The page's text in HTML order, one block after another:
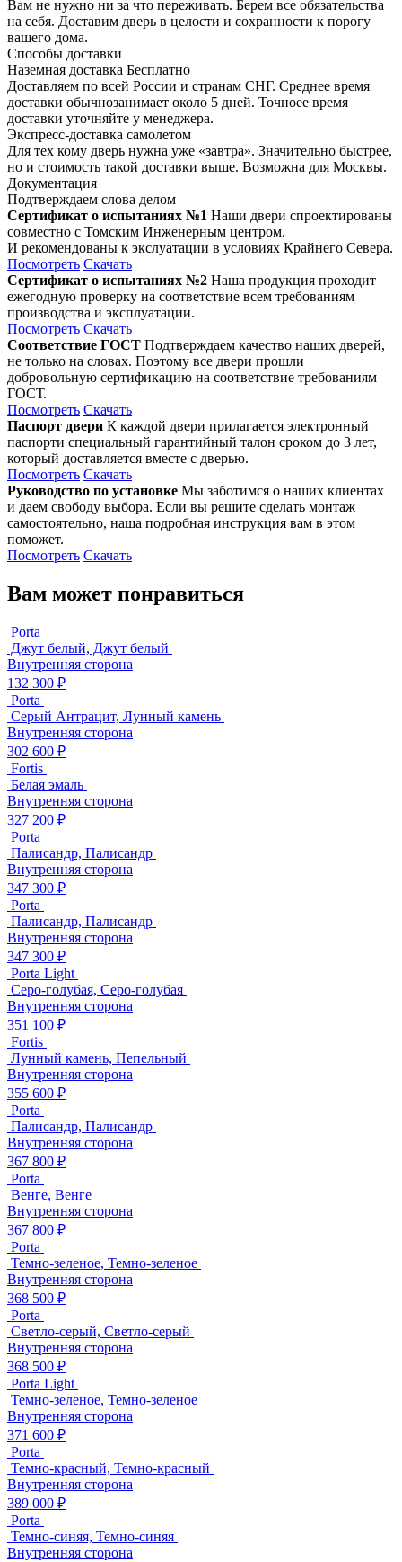
Вам не нужно ни за что переживать. Берем все обязательства
на себя. Доставим дверь в целости и сохранности к порогу
вашего дома.
Способы доставки
Наземная доставка Бесплатно
Доставляем по всей России и странам СНГ. Среднее время
доставки обычнозанимает около 5 дней. Точноее время
доставки уточняйте у менеджера.
Экспресс-доставка самолетом
Для тех кому дверь нужна уже «завтра». Значительно быстрее,
но и стоимость такой доставки выше. Возможна для Москвы.
Документация
Подтверждаем слова делом
Сертификат о испытаниях №1 Наши двери спроектированы
совместно с Томским Инженерным центром.
И рекомендованы к экслуатации в условиях Крайнего Севера.
Посмотреть Скачать
Сертификат о испытаниях №2 Наша продукция проходит
ежегодную проверку на соответствие всем требованиям
производства и эксплуатации.
Посмотреть Скачать
Соответствие ГОСТ Подтверждаем качество наших дверей,
не только на словах. Поэтому все двери прошли
добровольную сертификацию на соответствие требованиям
ГОСТ.
Посмотреть Скачать
Паспорт двери К каждой двери прилагается электронный
паспорти специальный гарантийный талон сроком до 3 лет,
который доставляется вместе с дверью.
Посмотреть Скачать
Руководство по установке Мы заботимся о наших клиентах
и даем свободу выбора. Если вы решите сделать монтаж
самостоятельно, наша подробная инструкция вам в этом
поможет.
Посмотреть Скачать
Вам может понравиться
Porta
Джут белый, Джут белый
Внутренняя сторона
132 300 ₽
Porta
Серый Антрацит, Лунный камень
Внутренняя сторона
302 600 ₽
Fortis
Белая эмаль
Внутренняя сторона
327 200 ₽
Porta
Палисандр, Палисандр
Внутренняя сторона
347 300 ₽
Porta
Палисандр, Палисандр
Внутренняя сторона
347 300 ₽
Porta Light
Серо-голубая, Серо-голубая
Внутренняя сторона
351 100 ₽
Fortis
Лунный камень, Пепельный
Внутренняя сторона
355 600 ₽
Porta
Палисандр, Палисандр
Внутренняя сторона
367 800 ₽
Porta
Венге, Венге
Внутренняя сторона
367 800 ₽
Porta
Темно-зеленое, Темно-зеленое
Внутренняя сторона
368 500 ₽
Porta
Светло-серый, Светло-серый
Внутренняя сторона
368 500 ₽
Porta Light
Темно-зеленое, Темно-зеленое
Внутренняя сторона
371 600 ₽
Porta
Темно-красный, Темно-красный
Внутренняя сторона
389 000 ₽
Porta
Темно-синяя, Темно-синяя
Внутренняя сторона